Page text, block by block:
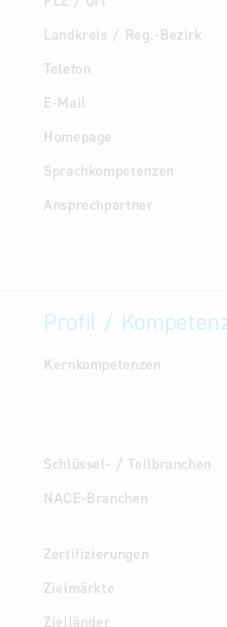
Landkreis / Reg.-Bezirk
Telefon
E-Mail
Homepage
Sprachkompetenzen
Ansprechpartner
Profil /
Kernkompetenzen
Schlüssel- / Teilbranchen
NACE-Branchen
Zertifizierungen
Zielmärkte
Zielländer